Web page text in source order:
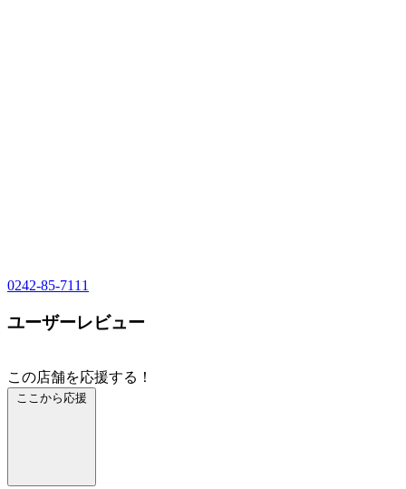
0242-85-7111
ユーザーレビュー
この店舗を応援する！
ここから応援